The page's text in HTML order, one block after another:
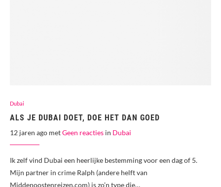
Dubai
ALS JE DUBAI DOET, DOE HET DAN GOED
12 jaren ago metGeen reacties in Dubai
Ik zelf vind Dubai een heerlijke bestemming voor een dag of 5.
Mijn partner in crime Ralph (andere helft van
Middenoostenreizen.com) is zo’n type die…